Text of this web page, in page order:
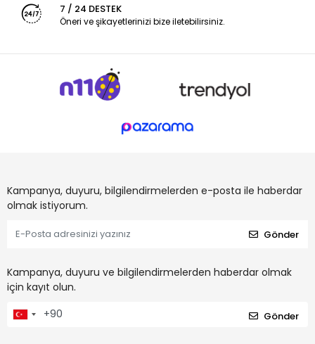
7 / 24 DESTEK
Öneri ve şikayetlerinizi bize iletebilirsiniz.
Kampanya, duyuru, bilgilendirmelerden e-posta ile haberdar
olmak istiyorum.
Gönder
Kampanya, duyuru ve bilgilendirmelerden haberdar olmak
için kayıt olun.
Gönder